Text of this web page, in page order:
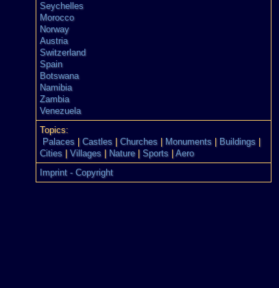
Seychelles
Morocco
Norway
Austria
Switzerland
Spain
Botswana
Namibia
Zambia
Venezuela
Topics:
Palaces| Castles| Churches| Monuments| Buildings|
Cities| Villages| Nature| Sports| Aero
Imprint - Copyright